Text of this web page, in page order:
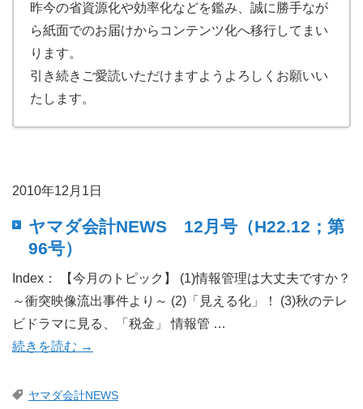
昨今の省資源化や効率化などを鑑み、誠に勝手なが
ら紙面でのお届けからコンテンツ化へ移行してまい
ります。
引き続きご愛読いただけますようよろしくお願いい
たします。
2010年12月1日
ヤマダ会計NEWS 12月号（H22.12；第
96号）
Index： 【今月のトピック】 (1)情報管理は大丈夫ですか？
～衝突映像流出事件より～ (2)「見える化」！ (3)秋のテレ
ビドラマに見る、「税金」 情報管 …
続きを読む →
ヤマダ会計NEWS